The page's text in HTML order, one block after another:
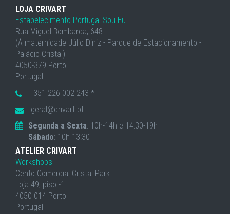
LOJA CRIVART
Estabelecimento Portugal Sou Eu
Rua Miguel Bombarda, 648
(À maternidade Júlio Diniz - Parque de Estacionamento -
Palácio Cristal)
4050-379 Porto
Portugal
+351 226 002 243 *
geral@crivart.pt
Segunda a Sexta: 10h-14h e 14:30-19h
Sábado: 10h-13:30
ATELIER CRIVART
Workshops
Cento Comercial Cristal Park
Loja 49, piso -1
4050-014 Porto
Portugal